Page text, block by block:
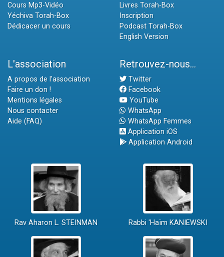
Cours Mp3-Vidéo
Yéchiva Torah-Box
Dédicacer un cours
Livres Torah-Box
Inscription
Podcast Torah-Box
English Version
L'association
A propos de l'association
Faire un don !
Mentions légales
Nous contacter
Aide (FAQ)
Retrouvez-nous...
Twitter
Facebook
YouTube
WhatsApp
WhatsApp Femmes
Application iOS
Application Android
Rav Aharon L. STEINMAN Rabbi 'Haïm KANIEWSKI